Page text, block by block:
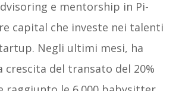
e mentorship in Pi-
capital che investe nei talenti
Negli ultimi mesi, ha
crescita del transato del 20%